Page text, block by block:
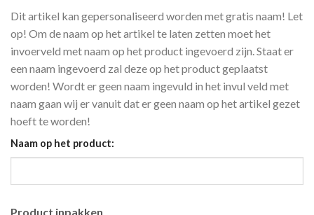
Dit artikel kan gepersonaliseerd worden met gratis naam! Let
op! Om de naam op het artikel te laten zetten moet het
invoerveld met naam op het product ingevoerd zijn. Staat er
een naam ingevoerd zal deze op het product geplaatst
worden! Wordt er geen naam ingevuld in het invul veld met
naam gaan wij er vanuit dat er geen naam op het artikel gezet
hoeft te worden!
Naam op het product:
Product inpakken